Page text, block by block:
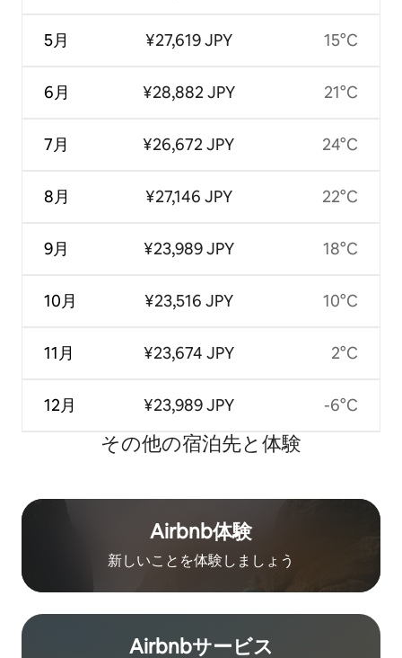
5月
6月
7月
8月
9月
10月
11月
12月
¥27,619 JPY
¥28,882 JPY
¥26,672 JPY
¥27,146 JPY
¥23,989 JPY
¥23,516 JPY
¥23,674 JPY
¥23,989 JPY
15°C
21°C
24°C
22°C
18°C
10°C
2°C
-6°C
その他の宿⁠泊⁠先と体⁠験
Airbnb体験
新しいことを体験しましょう
Airbnb⁠サ⁠ー⁠ビ⁠ス